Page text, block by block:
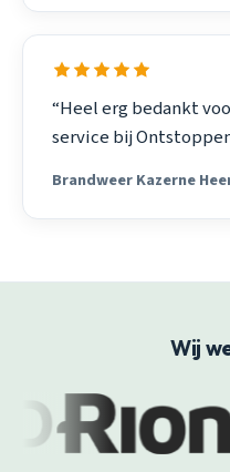
“Heel erg bedankt
service bij
Brandweer Kazerne
Wij